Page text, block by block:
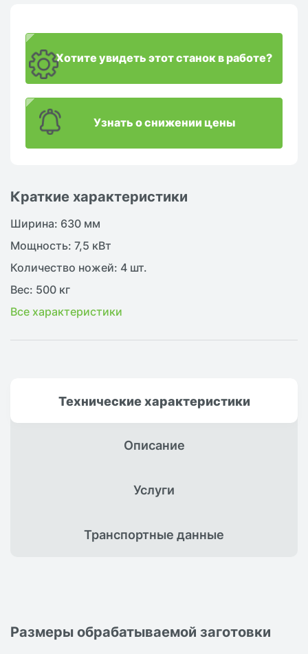
Краткие характеристики
Ширина: 630 мм
Мощность: 7,5 кВт
Количество ножей: 4 шт.
Вес: 500 кг
Все характеристики
Хотите увидеть этот станок в работе?
Узнать о снижении цены
Техническиехарактеристики
Описание
Услуги
Транспортныеданные
Размеры обрабатываемой заготовки